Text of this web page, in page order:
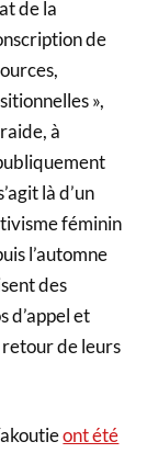
de la
de
»,
à
là d’un
féminin
l’automne
des
d’appel et
de leurs
ont été